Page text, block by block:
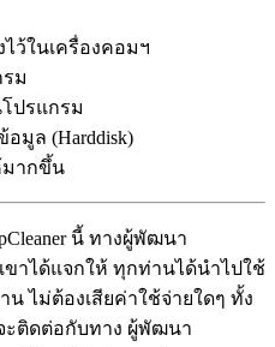
ว้ในเครื่องคอมฯ
ม
ปรแกรม
มูล (Harddisk)
มากขึ้น
นี้ ทางผู้พัฒนา
เขาได้แจกให้ ทุกท่านได้นำไปใช้
ไม่ต้องเสียค่าใช้จ่ายใดๆ ทั้ง
ะติดต่อกับทาง ผู้พัฒนา